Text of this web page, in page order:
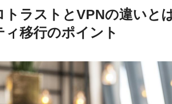
トラストとVPNの違いと
ィ移行のポイント